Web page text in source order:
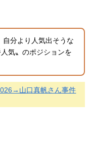
分より人気出そうな
気〟のポジションを
山口真帆さん事件